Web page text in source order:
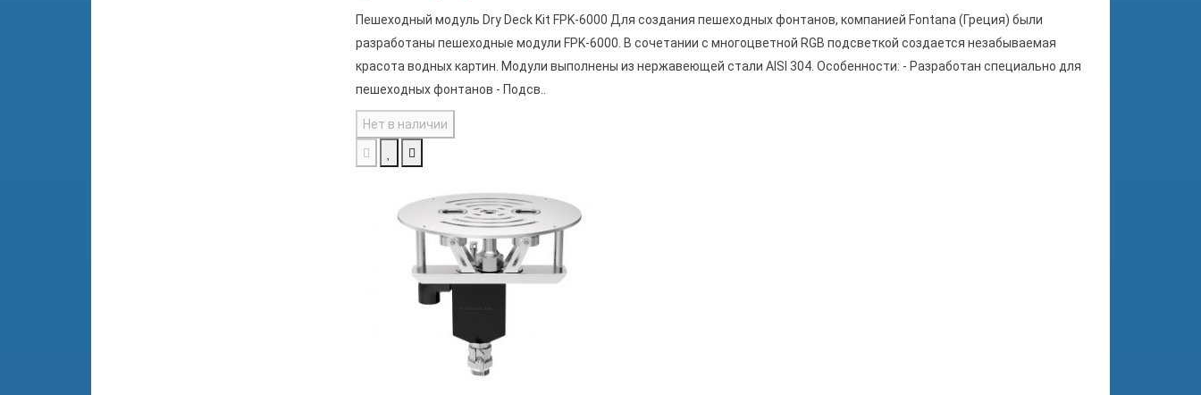
Пешеходный модуль Dry Deck Kit FPK-6000 Для создания пешеходных фонтанов, компанией Fontana (Греция) были
разработаны пешеходные модули FPK-6000. В сочетании с многоцветной RGB подсветкой создается незабываемая
красота водных картин. Модули выполнены из нержавеющей стали AISI 304. Особенности: - Разработан специально для
пешеходных фонтанов - Подсв..
Нет в наличии